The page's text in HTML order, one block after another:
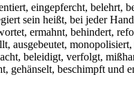
ein­ge­pfercht, belehrt,
sein heißt, bei jeder
ermahnt, behin­dert,
mono­po­li­siert,
belei­digt, ver­folgt,
gehän­selt, beschimpft und